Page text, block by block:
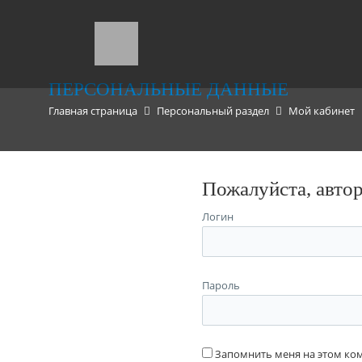
ПЕРСОНАЛЬНЫЕ ДАННЫЕ
Главная страница Персональный раздел Мой кабинет
Пожалуйста,
Логин
Пароль
Запомнить меня на этом